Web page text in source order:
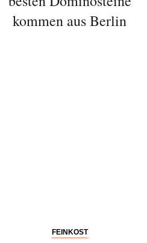
kommen aus Berlin
FEINKOST